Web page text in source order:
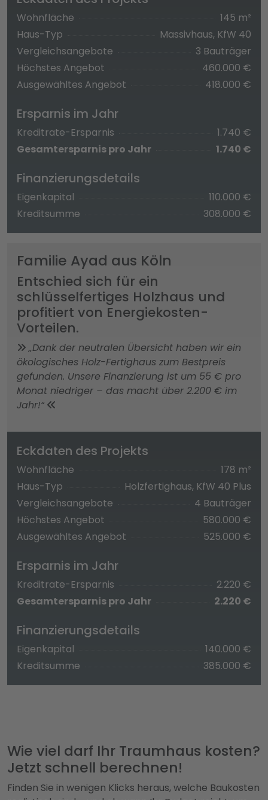
Wohnfläche
145 m²
Haus-Typ
Massivhaus, KfW 40
Vergleichsangebote
3 Bauträger
Höchstes Angebot
460.000 €
Ausgewähltes Angebot
418.000 €
Ersparnis im Jahr
Kreditrate-Ersparnis
1.740 €
Gesamtersparnis pro Jahr
1.740 €
Finanzierungsdetails
Eigenkapital
110.000 €
Kreditsumme
308.000 €
Familie Ayad aus Köln
Entschied sich für ein
schlüsselfertiges Holzhaus und
profitiert von Energiekosten-
Vorteilen.
„Dank der neutralen Übersicht haben wir ein
ökologisches Holz-Fertighaus zum Bestpreis
gefunden. Unsere Finanzierung ist um 55 € pro
Monat niedriger – das macht über 2.200 € im
Jahr!“
Eckdaten des Projekts
Wohnfläche
178 m²
Haus-Typ
Holzfertighaus, KfW 40 Plus
Vergleichsangebote
4 Bauträger
Höchstes Angebot
580.000 €
Ausgewähltes Angebot
525.000 €
Ersparnis im Jahr
Kreditrate-Ersparnis
2.220 €
Gesamtersparnis pro Jahr
2.220 €
Finanzierungsdetails
Eigenkapital
140.000 €
Kreditsumme
385.000 €
Wie viel darf Ihr Traumhaus kosten?
Jetzt schnell berechnen!
Finden Sie in wenigen Klicks heraus, welche Baukosten